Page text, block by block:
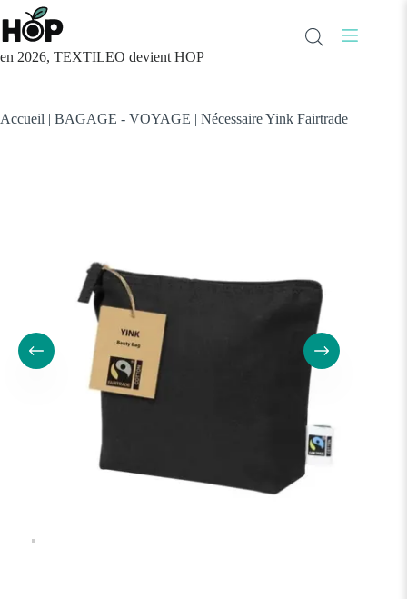
Passer
au
contenu
en 2026, TEXTILEO devient HOP
Accueil | BAGAGE - VOYAGE | Nécessaire Yink Fairtrade